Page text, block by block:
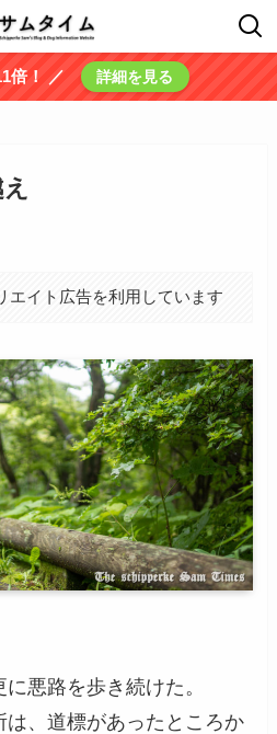
倍！ ／ 詳細を見る
エイト広告を利用しています
悪路を歩き続けた。
は、道標があったところか